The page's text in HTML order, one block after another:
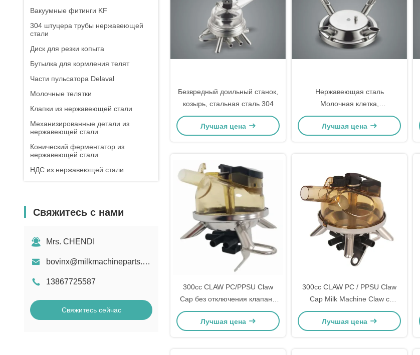
Вакуумные фитинги KF
304 штуцера трубы нержавеющей
стали
Диск для резки копыта
Бутылка для кормления телят
Части пульсатора Delaval
Молочные телятки
Клапки из нержавеющей стали
Механизированные детали из
нержавеющей стали
Конический ферментатор из
нержавеющей стали
НДС из нержавеющей стали
Свяжитесь с нами
Mrs. CHENDI
bovinx@milkmachineparts.com
13867725587
Свяжитесь сейчас
Безвредный доильный станок,
козырь, стальная сталь 304
Лучшая цена
Нержавеющая сталь
Молочная клетка,
Промышленные
универсальные доярские
Лучшая цена
300cc CLAW PC/PPSU Claw
Cap без отключения клапана
Молочная машина Claw
Лучшая цена
300cc CLAW PC / PPSU Claw
Cap Milk Machine Claw с
клапаном
Лучшая цена